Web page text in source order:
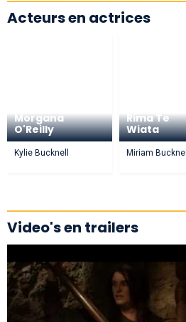
Acteurs en actrices
Morgana
O'Reilly
Kylie Bucknell
Rima Te
Wiata
Miriam Bucknell
Video's en trailers